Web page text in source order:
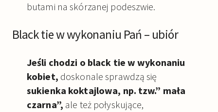
butami na skórzanej podeszwie.
Black tie w wykonaniu Pań – ubiór
Jeśli chodzi o black tie w wykonaniu
kobiet, doskonale sprawdzą się
sukienka koktajlowa, np. tzw.” mała
czarna”, ale też połyskujące,